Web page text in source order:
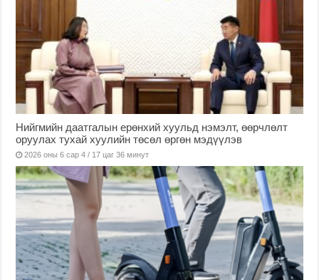
Нийгмийн даатгалын ерөнхий хуульд нэмэлт, өөрчлөлт
оруулах тухай хуулийн төсөл өргөн мэдүүлэв
2026 оны 6 сар 4 / 17 цаг 36 минут